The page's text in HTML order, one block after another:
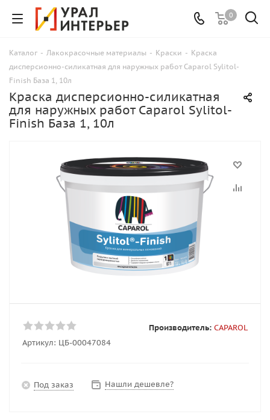
0
Каталог - Лакокрасочные материалы - Краски - Краска
дисперсионно-силикатная для наружных работ Caparol Sylitol-
Finish База 1, 10л
Краска дисперсионно-силикатная
для наружных работ Caparol Sylitol-
Finish База 1, 10л
Артикул: ЦБ-00047084
Производитель: CAPAROL
Под заказ Нашли дешевле?